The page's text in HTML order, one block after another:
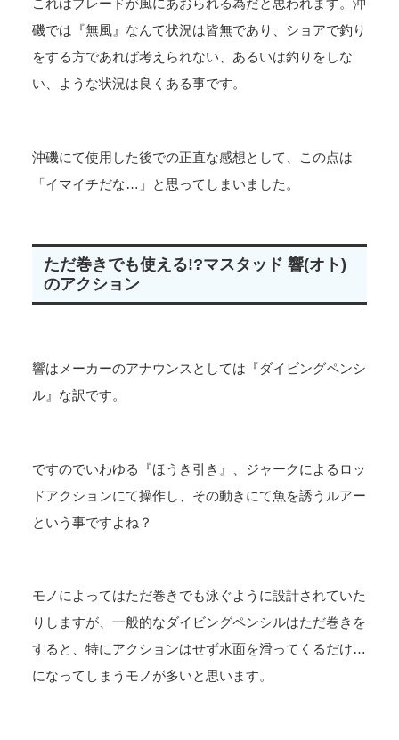
これはブレードが風にあおられる為だと思われます。沖
磯では『無風』なんて状況は皆無であり、ショアで釣り
をする方であれば考えられない、あるいは釣りをしな
い、ような状況は良くある事です。
沖磯にて使用した後での正直な感想として、この点は
「イマイチだな…」と思ってしまいました。
ただ巻きでも使える!?マスタッド 響(オト)
のアクション
響はメーカーのアナウンスとしては『ダイビングペンシ
ル』な訳です。
ですのでいわゆる『ほうき引き』、ジャークによるロッ
ドアクションにて操作し、その動きにて魚を誘うルアー
という事ですよね？
モノによってはただ巻きでも泳ぐように設計されていた
りしますが、一般的なダイビングペンシルはただ巻きを
すると、特にアクションはせず水面を滑ってくるだけ…
になってしまうモノが多いと思います。